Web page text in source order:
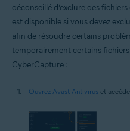
déconseillé d’exclure des
est disponible si vous devez
afin de résoudre certains
temporairement certains fichiers
CyberCapture :
Ouvrez Avast Antivirus et